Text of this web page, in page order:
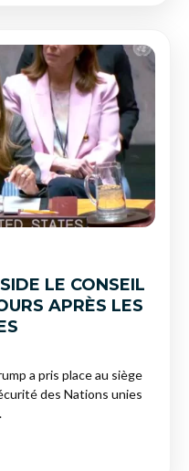
LE CONSEIL
APRÈS LES
a pris place au siège
des Nations unies